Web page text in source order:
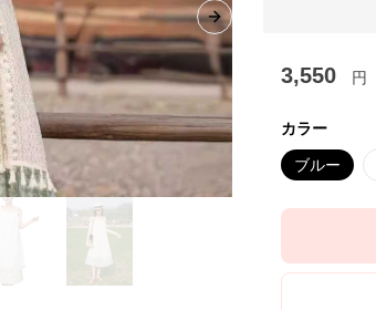
Next slide
3,550 円
カラー
ブルー